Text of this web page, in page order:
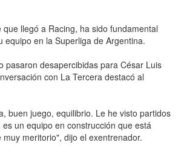
llegó a Racing, ha sido fundamental
equipo en la Superliga de Argentina.
pasaron desapercibidas para César Luis
con La Tercera destacó al
buen juego, equilibrio. Le he visto partidos
un equipo en construcción que está
meritorio", dijo el exentrenador.